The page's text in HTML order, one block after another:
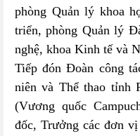
phòng Quản lý khoa
triển, phòng Quản lý
nghệ, khoa Kinh tế và
Tiếp đón Đoàn công
niên và Thể thao tỉnh
(Vương quốc
đốc, Trưởng các đơn